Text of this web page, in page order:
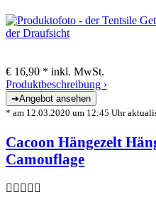
€ 16,90 * inkl. MwSt.
Produktbeschreibung ›
* am 12.03.2020 um 12:45 Uhr
Cacoon Hängezelt
Camouflage